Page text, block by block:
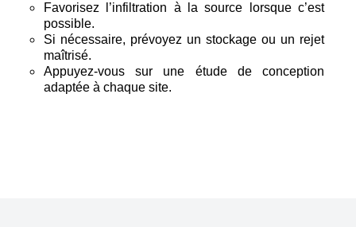
Favorisez l’infiltration à la source lorsque c’est
possible.
Si nécessaire, prévoyez un stockage ou un rejet
maîtrisé.
Appuyez-vous sur une étude de conception
adaptée à chaque site.